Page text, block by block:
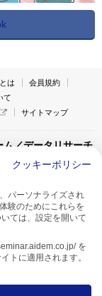
は
会員規約
て
サイトマップ
／データリサーチ
クッキーポリシー
パーソナライズされ
験のためにこれらを
ては、設定を開いて
を
トに適用されます。